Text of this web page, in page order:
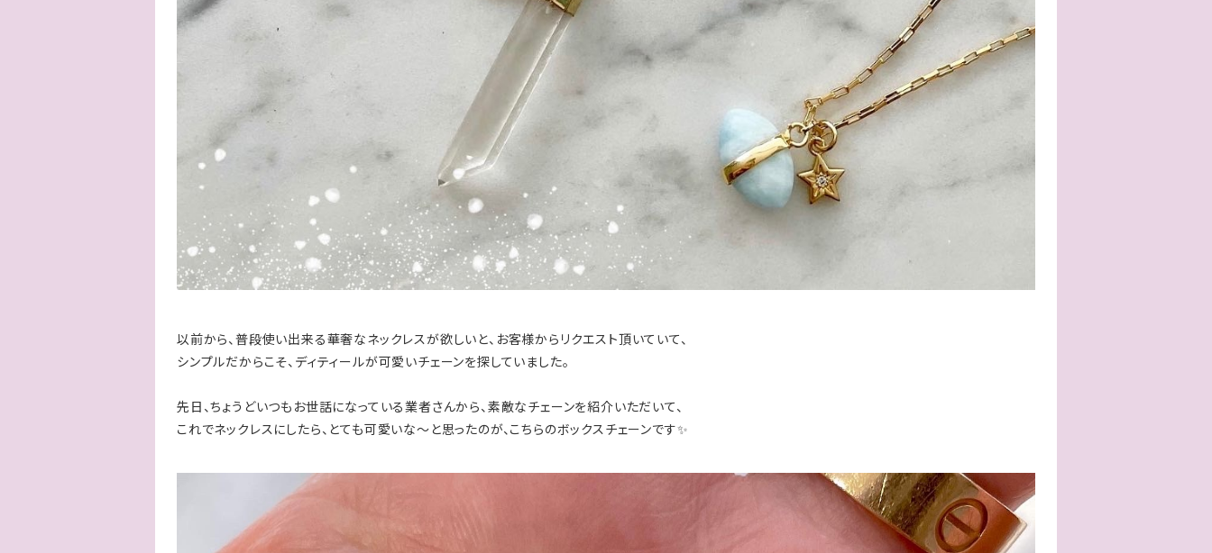
以前から、普段使い出来る華奢なネックレスが欲しいと、お客様からリクエスト頂いていて、
シンプルだからこそ、ディティールが可愛いチェーンを探していました。
先日、ちょうどいつもお世話になっている業者さんから、素敵なチェーンを紹介いただいて、
これでネックレスにしたら、とても可愛いな〜と思ったのが、こちらのボックスチェーンです✨